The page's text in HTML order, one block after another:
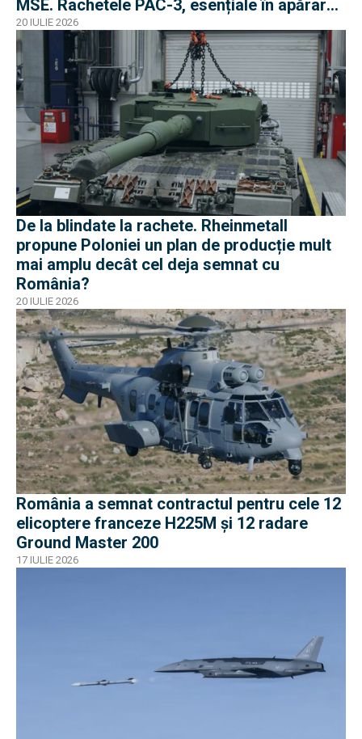
MSE. Rachetele PAC-3, esențiale în apărarea
antibalistică
20 IULIE 2026
De la blindate la rachete. Rheinmetall
propune Poloniei un plan de producție mult
mai amplu decât cel deja semnat cu
România?
20 IULIE 2026
România a semnat contractul pentru cele 12
elicoptere franceze H225M și 12 radare
Ground Master 200
17 IULIE 2026